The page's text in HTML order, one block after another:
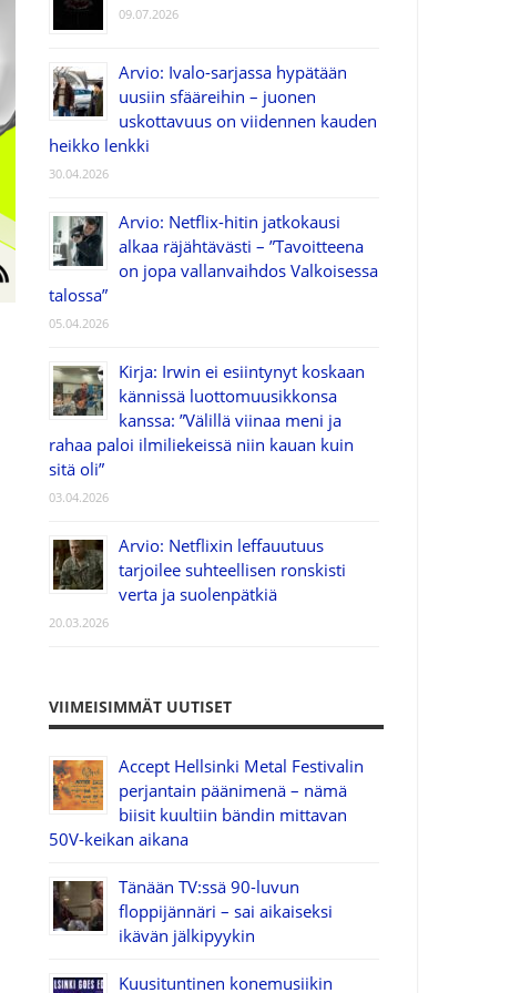
09.07.2026
Arvio: Ivalo-sarjassa hypätään
uusiin sfääreihin – juonen
uskottavuus on viidennen kauden
heikko lenkki
30.04.2026
Arvio: Netflix-hitin jatkokausi
alkaa räjähtävästi – ”Tavoitteena
on jopa vallanvaihdos Valkoisessa
talossa”
05.04.2026
Kirja: Irwin ei esiintynyt koskaan
kännissä luottomuusikkonsa
kanssa: ”Välillä viinaa meni ja
rahaa paloi ilmiliekeissä niin kauan kuin
sitä oli”
03.04.2026
Arvio: Netflixin leffauutuus
tarjoilee suhteellisen ronskisti
verta ja suolenpätkiä
20.03.2026
VIIMEISIMMÄT UUTISET
Accept Hellsinki Metal Festivalin
perjantain päänimenä – nämä
biisit kuultiin bändin mittavan
50V-keikan aikana
Tänään TV:ssä 90-luvun
floppijännäri – sai aikaiseksi
ikävän jälkipyykin
Kuusituntinen konemusiikin